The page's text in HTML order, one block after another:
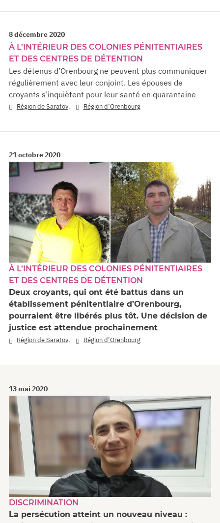
8 décembre 2020
À L’INTÉRIEUR DES COLONIES PÉNITENTIAIRES
ET DES CENTRES DE DÉTENTION
Les détenus d’Orenbourg ne peuvent plus communiquer
régulièrement avec leur conjoint. Les épouses de
croyants s’inquiètent pour leur santé en quarantaine
Région de Saratov, Région d’Orenbourg
21 octobre 2020
À L’INTÉRIEUR DES COLONIES PÉNITENTIAIRES
ET DES CENTRES DE DÉTENTION
Deux croyants, qui ont été battus dans un
établissement pénitentiaire d’Orenbourg,
pourraient être libérés plus tôt. Une décision de
justice est attendue prochainement
Région de Saratov, Région d’Orenbourg
13 mai 2020
DISCRIMINATION
La persécution atteint un nouveau niveau :